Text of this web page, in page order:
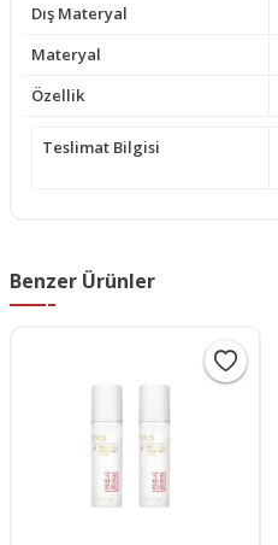
Dış Materyal
Materyal
Özellik
Teslimat Bilgisi
Benzer Ürünler